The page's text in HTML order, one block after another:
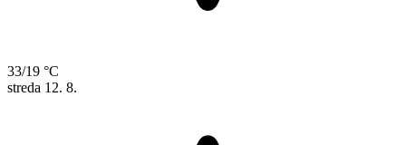
33/19 °C
streda 12. 8.